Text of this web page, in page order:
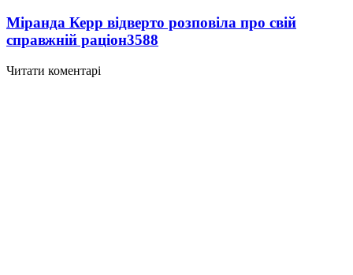
Міранда Керр відверто розповіла про свій
справжній раціон3588
Читати коментарі